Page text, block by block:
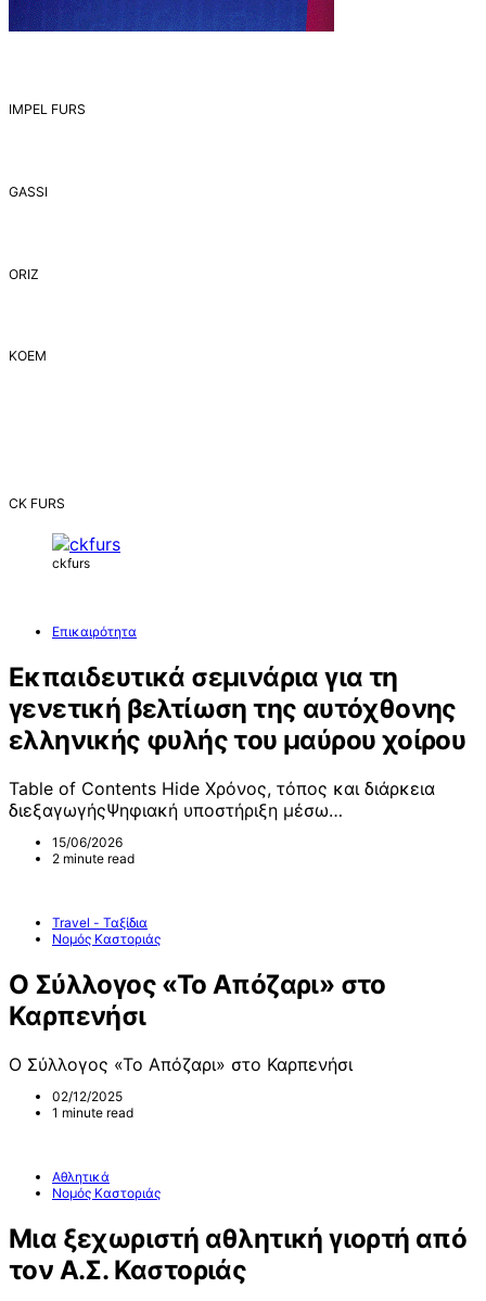
IMPEL FURS
GASSI
ORIZ
ΚΟΕΜ
CK FURS
ckfurs
Επικαιρότητα
Εκπαιδευτικά σεμινάρια για τη
γενετική βελτίωση της αυτόχθονης
ελληνικής φυλής του μαύρου χοίρου
Table of Contents Hide Χρόνος, τόπος και διάρκεια
διεξαγωγήςΨηφιακή υποστήριξη μέσω…
15/06/2026
2 minute read
Travel - Ταξίδια
Νομός Καστοριάς
Ο Σύλλογος «Το Απόζαρι» στο
Καρπενήσι
Ο Σύλλογος «Το Απόζαρι» στο Καρπενήσι
02/12/2025
1 minute read
Αθλητικά
Νομός Καστοριάς
Μια ξεχωριστή αθλητική γιορτή από
τον Α.Σ. Καστοριάς